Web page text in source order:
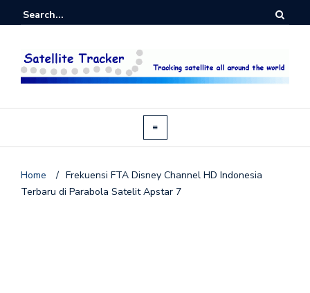
Home / Frekuensi FTA Disney Channel HD Indonesia
Terbaru di Parabola Satelit Apstar 7